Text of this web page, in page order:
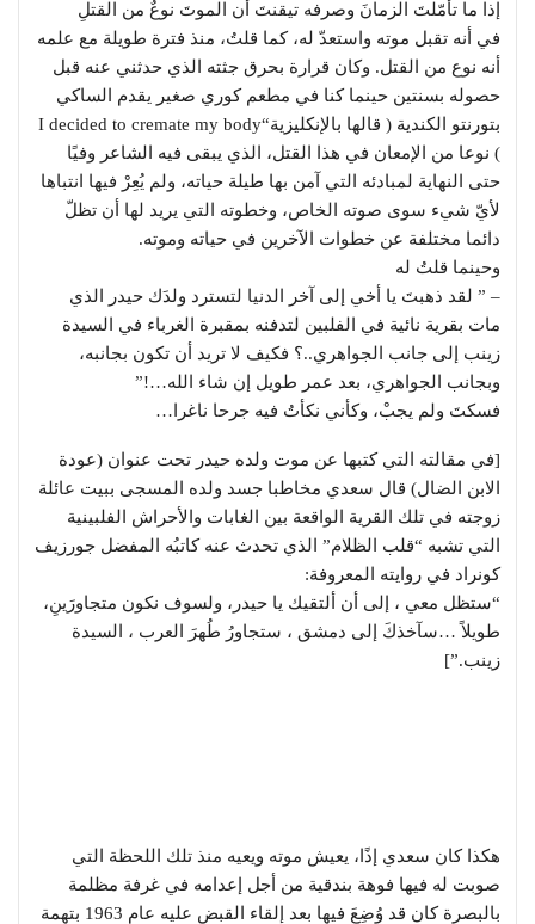
إذا ما تأمّلتَ الزمانَ وصرفه تيقنتَ أن الموتَ نوعٌ من القتلِ
في أنه تقبل موته واستعدّ له، كما قلتُ، منذ فترة طويلة مع علمه
أنه نوع من القتل. وكان قرارة بحرق جثته الذي حدثني عنه قبل
حصوله بسنتين حينما كنا في مطعم كوري صغير يقدم الساكي
بتورنتو الكندية ( قالها بالإنكليزية“I decided to cremate my body
) نوعا من الإمعان في هذا القتل، الذي يبقى فيه الشاعر وفيًا
حتى النهاية لمبادئه التي آمن بها طيلة حياته، ولم يُعِرْ فيها انتباها
لأيّ شيء سوى صوته الخاص، وخطوته التي يريد لها أن تظلّ
دائما مختلفة عن خطوات الآخرين في حياته وموته.
وحينما قلتُ له
– ” لقد ذهبتَ يا أخي إلى آخر الدنيا لتسترد ولدَك حيدر الذي
مات بقرية نائية في الفلبين لتدفنه بمقبرة الغرباء في السيدة
زينب إلى جانب الجواهري..؟ فكيف لا تريد أن تكون بجانبه،
وبجانب الجواهري، بعد عمر طويل إن شاء الله…!”
فسكتَ ولم يجبْ، وكأني نكأتُ فيه جرحا ناغرا…
[في مقالته التي كتبها عن موت ولده حيدر تحت عنوان (عودة
الابن الضال) قال سعدي مخاطبا جسد ولده المسجى ببيت عائلة
زوجته في تلك القرية الواقعة بين الغابات والأحراش الفلبينية
التي تشبه “قلب الظلام” الذي تحدث عنه كاتبُه المفضل جورزيف
كونراد في روايته المعروفة:
“ستظل معي ، إلى أن ألتقيك يا حيدر، ولسوف نكون متجاورَينِ،
طويلاً …سآخذكَ إلى دمشق ، ستجاورُ طُهرَ العرب ، السيدة
زينب.”]
هكذا كان سعدي إذًا، يعيش موته ويعيه منذ تلك اللحظة التي
صوبت له فيها فوهة بندقية من أجل إعدامه في غرفة مظلمة
بالبصرة كان قد وُضِعَ فيها بعد إلقاء القبض عليه عام 1963 بتهمة